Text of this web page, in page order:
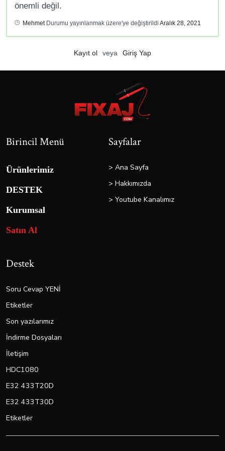
önemli değil.
MehmetDurumu yayınlanmak üzere'ye değiştirildi Aralık 28, 2021
Kayıt ol veya Giriş Yap
Birincil Menü
Ürünlerimiz
DESTEK
Kurumsal
Satın Al
Sayfalar
> Ana Sayfa
> Hakkımızda
> Youtube Kanalımız
Destek
Soru Cevap YENİ
Etiketler
Son yazılarımız
İndirme Dosyaları
İletişim
HDC1080
E32 433T20D
E32 433T30D
Etiketler